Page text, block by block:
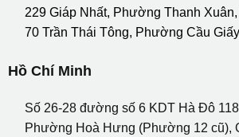
229 Giáp Nhất, Phường Thanh
70 Trần Thái Tông, Phường Cầu
Hồ Chí Minh
Số 26-28 đường số 6 KDT Hà Đô
Phường Hoà Hưng (Phường 12 cũ),